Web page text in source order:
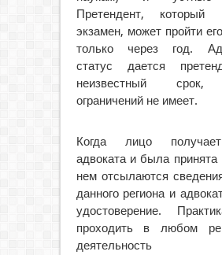
Претендент,
экзамен, может пройти
только через год.
статус дается
неизвестный срок,
ограничений не имеет.
Когда лицо
адвоката и была принята
нем отсылаются
данного региона и
удостоверение.
проходить в любом
деятельность